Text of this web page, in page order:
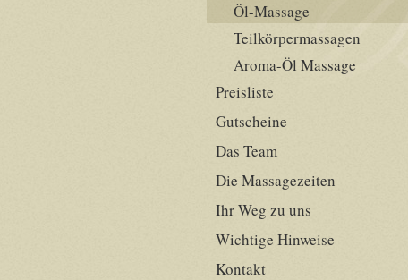
Öl-Massage
Teilkörpermassagen
Aroma-Öl Massage
Preisliste
Gutscheine
Das Team
Die Massagezeiten
Ihr Weg zu uns
Wichtige Hinweise
Kontakt